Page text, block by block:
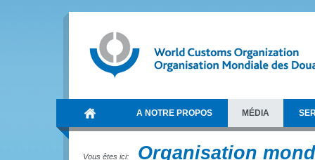
A NOTRE PROPOS MÉDIA
Vous êtes ici:
Organisation